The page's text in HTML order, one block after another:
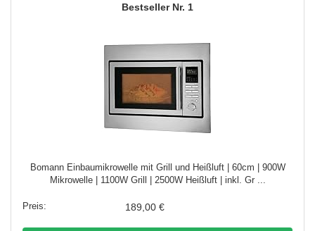
1
Bomann Einbaumikrowelle mit Grill und Heißluft | 60cm | 900W
Mikrowelle | 1100W Grill | 2500W Heißluft | inkl. Gr ...
189,00 €